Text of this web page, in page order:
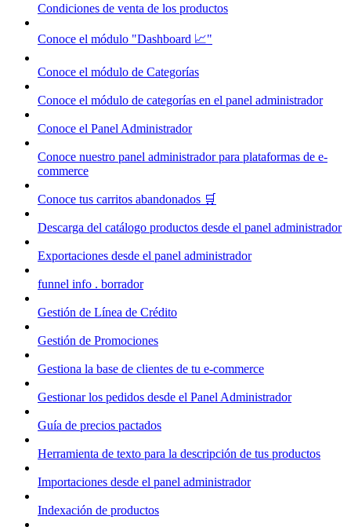
Condiciones de venta de los productos
Conoce el módulo "Dashboard 📈"
Conoce el módulo de Categorías
Conoce el módulo de categorías en el panel administrador
Conoce el Panel Administrador
Conoce nuestro panel administrador para plataformas de e-
commerce
Conoce tus carritos abandonados 🛒
Descarga del catálogo productos desde el panel administrador
Exportaciones desde el panel administrador
funnel info . borrador
Gestión de Línea de Crédito
Gestión de Promociones
Gestiona la base de clientes de tu e-commerce
Gestionar los pedidos desde el Panel Administrador
Guía de precios pactados
Herramienta de texto para la descripción de tus productos
Importaciones desde el panel administrador
Indexación de productos